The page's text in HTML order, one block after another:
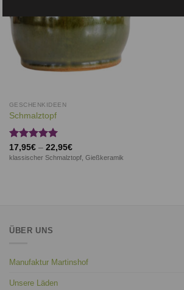
GESCHENKIDEEN
Schmalztopf
Bewertet
mit5.00
17,95€– 22,95€
klassischer Schmalztopf, Gießkeramik
ÜBER UNS
Manufaktur Martinshof
Unsere Läden